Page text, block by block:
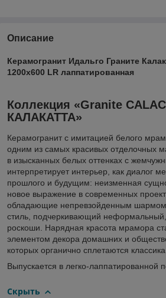
Описание
Керамогранит Идальго Граните
1200х600 LR лаппатированная
Коллекция «Granite
КАЛАКАТТА»
Керамогранит с имитацией белого
одним из самых красивых отделочных
в изысканных белых оттенках с
интерпретирует интерьер, как диалог
прошлого и будущим: неизменная
новое выражение в современных
обладающие непревзойденным
стиль, подчеркивающий
роскоши. Нарядная красота мрамора
элементом декора домашних и
которых органично сплетаются
Выпускается в легко-лаппатированной
Скрыть